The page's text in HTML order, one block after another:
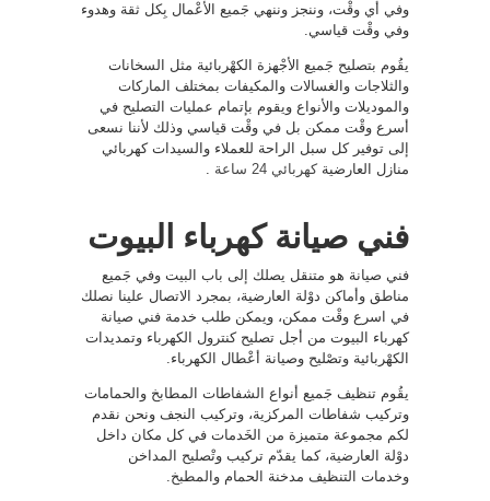
وفي أي وقْت، وننجز وننهي جَميع الأعْمال بِكل ثقة وهدوء
وفي وقْت قياسي.
يقُوم بتصليح جَميع الأجْهزة الكهْربائية مثل السخانات
والثلاجات والغسالات والمكيفات بمختلف الماركات
والموديلات والأنواع ويقوم بإتمام عمليات التصليح في
أسرع وقْت ممكن بل في وقْت قياسي وذلك لأننا نسعى
إلى توفير كل سبل الراحة للعملاء والسيدات كهربائي
منازل العارضيةكهربائي 24 ساعة
فني صيانة كهرباء البيوت
فني صيانة هو متنقل يصلك إلى باب البيت وفي جَميع
مناطق وأماكن دوْلة العارضية، بمجرد الاتصال علينا نصلك
في اسرع وقْت ممكن، ويمكن طلب خدمة فني صيانة
كهرباء البيوت من أجل تصليح كنترول الكهرباء وتمديدات
الكهْربائية وتصْليح وصيانة أعْطال الكهرباء.
يقُوم تنظيف جَميع أنواع الشفاطات المطابخ والحمامات
وتركيب شفاطات المركزية، وتركيب النجف ونحن نقدم
لكم مجموعة متميزة من الخَدمات في كل مكان داخل
دوْلة العارضية، كما يقدّم تركيب وتْصليح المداخن
وخدمات التنظيف مدخنة الحمام والمطبخ.